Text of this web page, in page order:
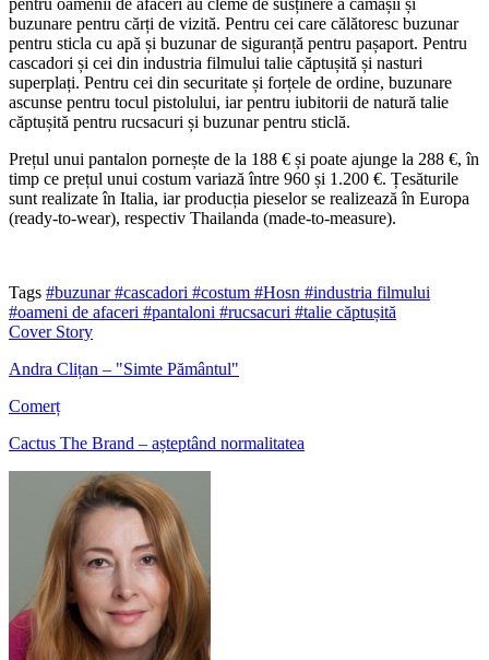
buzunare pentru cărți de vizită. Pentru cei care călătoresc buzunar
pentru sticla cu apă și buzunar de siguranță pentru pașaport. Pentru
cascadori și cei din industria filmului talie căptușită și nasturi
superplați. Pentru cei din securitate și forțele de ordine, buzunare
ascunse pentru tocul pistolului, iar pentru iubitorii de natură talie
căptușită pentru rucsacuri și buzunar pentru sticlă.
Prețul unui pantalon pornește de la 188 € și poate ajunge la 288 €, în
timp ce prețul unui costum variază între 960 și 1.200 €. Țesăturile
sunt realizate în Italia, iar producția pieselor se realizează în Europa
(ready-to-wear), respectiv Thailanda (made-to-measure).
Tags #buzunar#cascadori #costum #Hosn #industria filmului
#oameni de afaceri #pantaloni #rucsacuri #talie căptușită
Cover Story
Andra Clițan – "Simte Pământul"
Comerț
Cactus The Brand – așteptând normalitatea